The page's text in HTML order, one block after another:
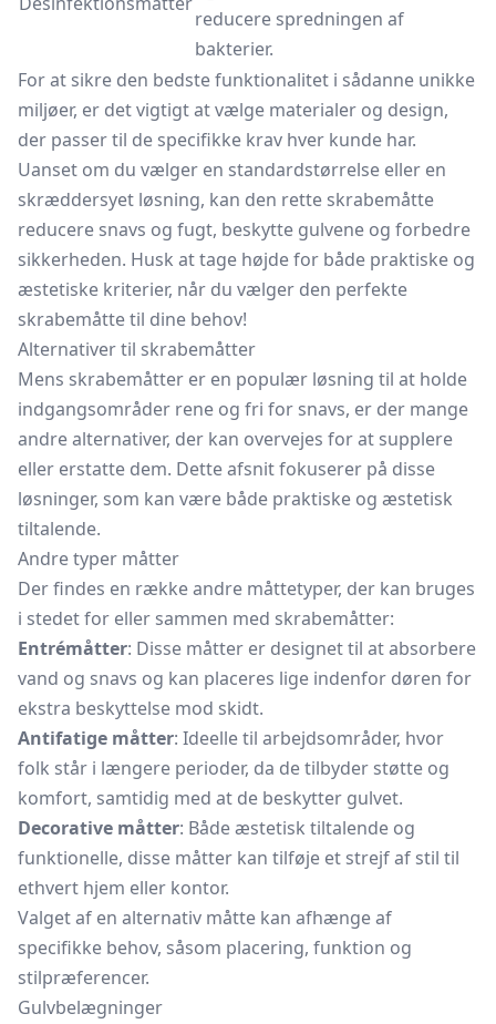
reducere spredningen af
bakterier.
For at sikre den bedste funktionalitet i sådanne unikke
miljøer, er det vigtigt at vælge materialer og design,
der passer til de specifikke krav hver kunde har.
Uanset om du vælger en standardstørrelse eller en
skræddersyet løsning, kan den rette skrabemåtte
reducere snavs og fugt, beskytte gulvene og forbedre
sikkerheden. Husk at tage højde for både praktiske og
æstetiske kriterier, når du vælger den perfekte
skrabemåtte til dine behov!
Alternativer til skrabemåtter
Mens skrabemåtter er en populær løsning til at holde
indgangsområder rene og fri for snavs, er der mange
andre alternativer, der kan overvejes for at supplere
eller erstatte dem. Dette afsnit fokuserer på disse
løsninger, som kan være både praktiske og æstetisk
tiltalende.
Andre typer måtter
Der findes en række andre måttetyper, der kan bruges
i stedet for eller sammen med skrabemåtter:
Entrémåtter: Disse måtter er designet til at absorbere
vand og snavs og kan placeres lige indenfor døren for
ekstra beskyttelse mod skidt.
Antifatige måtter: Ideelle til arbejdsområder, hvor
folk står i længere perioder, da de tilbyder støtte og
komfort, samtidig med at de beskytter gulvet.
Decorative måtter: Både æstetisk tiltalende og
funktionelle, disse måtter kan tilføje et strejf af stil til
ethvert hjem eller kontor.
Valget af en alternativ måtte kan afhænge af
specifikke behov, såsom placering, funktion og
stilpræferencer.
Gulvbelægninger